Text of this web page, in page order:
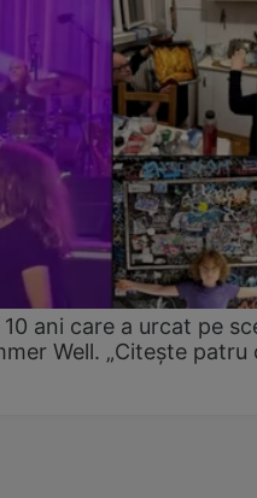
ani care a urcat pe
Well. „Citește patru